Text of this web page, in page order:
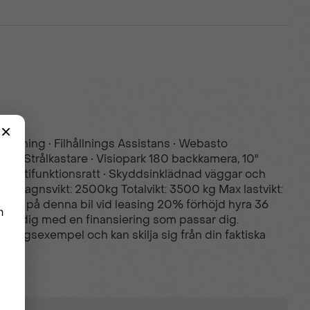
• Filhållnings Assistans • Webasto
Strålkastare • Visiopark 180 backkamera, 10"
• Skyddsinklädnad väggar och
2500kg Totalvikt: 3500 kg Max lastvikt:
på denna bil vid leasing 20% förhöjd hyra 36
dig med en finansiering som passar dig.
och kan skilja sig från din faktiska